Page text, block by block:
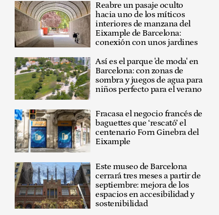
Reabre un pasaje oculto
hacia uno de los míticos
interiores de manzana del
Eixample de Barcelona:
conexión con unos jardines
Así es el parque 'de moda' en
Barcelona: con zonas de
sombra y juegos de agua para
niños perfecto para el verano
Fracasa el negocio francés de
baguettes que ‘rescató’ el
centenario Forn Ginebra del
Eixample
Este museo de Barcelona
cerrará tres meses a partir de
septiembre: mejora de los
espacios en accesibilidad y
sostenibilidad